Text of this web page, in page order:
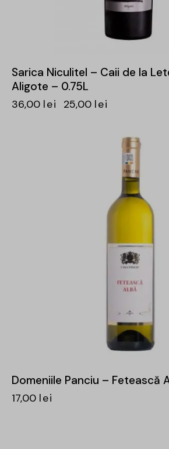
Sarica Niculitel – Caii de la
Aligote – 0.75L
36,00 lei 25,00 lei
Domeniile Panciu – Fetească
17,00 lei